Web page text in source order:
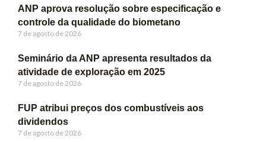
ANP aprova resolução sobre especificação e
controle da qualidade do biometano
7 de agosto de 2026
Seminário da ANP apresenta resultados da
atividade de exploração em 2025
7 de agosto de 2026
FUP atribui preços dos combustíveis aos
dividendos
7 de agosto de 2026